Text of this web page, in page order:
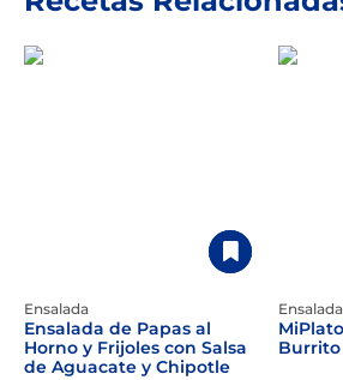
Ensalada
Ensalada de Papas al
Horno y Frijoles con Salsa
de Aguacate y Chipotle
Ensalada
Burrito